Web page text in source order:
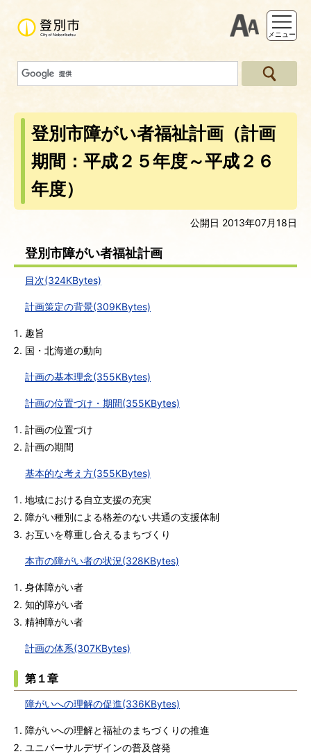
支援ツー
メニュー
登別市障がい者福祉計画（計画
期間：平成２５年度～平成２６
年度）
公開日 2013年07月18日
登別市障がい者福祉計画
目次(324KBytes)
計画策定の背景(309KBytes)
趣旨
国・北海道の動向
計画の基本理念(355KBytes)
計画の位置づけ・期間(355KBytes)
計画の位置づけ
計画の期間
基本的な考え方(355KBytes)
地域における自立支援の充実
障がい種別による格差のない共通の支援体制
お互いを尊重し合えるまちづくり
本市の障がい者の状況(328KBytes)
身体障がい者
知的障がい者
精神障がい者
計画の体系(307KBytes)
第１章
障がいへの理解の促進(336KBytes)
障がいへの理解と福祉のまちづくりの推進
ユニバーサルデザインの普及啓発